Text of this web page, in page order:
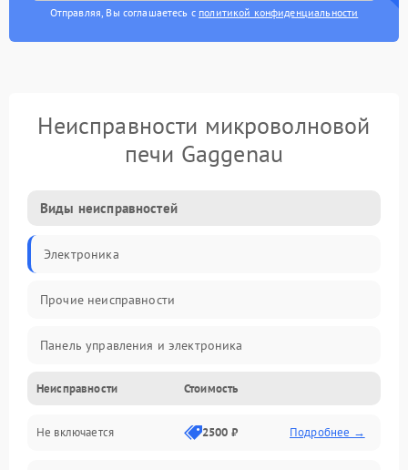
Отправляя, Вы соглашаетесь с политикой конфиденциальности
Неисправности микроволновой
печи Gaggenau
Виды неисправностей
Электроника
Прочие неисправности
Панель управления и электроника
Дверца и корпус
Механика и внутренние элементы
Неисправности Стоимость
Не включается 2500 ₽ Подробнее →